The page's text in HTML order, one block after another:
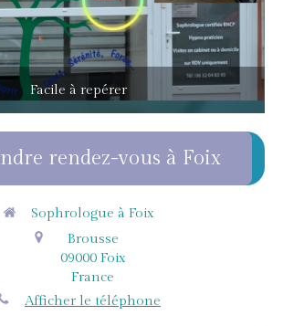
Facile à repérer
rendez-vous à Foix
Sophrologue à Foix
Brousse
09000 Foix
France
Afficher le téléphone